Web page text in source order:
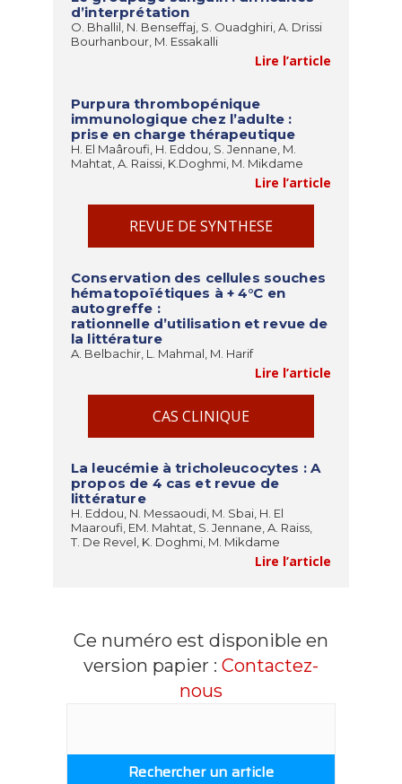
d’interprétation
O. Bhallil, N. Benseffaj, S. Ouadghiri, A. Drissi
Bourhanbour, M. Essakalli
Lire l’article
Purpura thrombopénique
immunologique chez l’adulte :
prise en charge thérapeutique
H. El Maâroufi, H. Eddou, S. Jennane, M.
Mahtat, A. Raissi, K.Doghmi, M. Mikdame
Lire l’article
REVUE DE SYNTHESE
Conservation des cellules souches
hématopoïétiques à + 4°C en
autogreffe :
rationnelle d’utilisation et revue de
la littérature
A. Belbachir, L. Mahmal, M. Harif
Lire l’article
CAS CLINIQUE
La leucémie à tricholeucocytes : A
propos de 4 cas et revue de
littérature
H. Eddou, N. Messaoudi, M. Sbai, H. El
Maaroufi, EM. Mahtat, S. Jennane, A. Raiss,
T. De Revel, K. Doghmi, M. Mikdame
Lire l’article
Ce numéro est disponible en
version papier : Contactez-
nous
Rechercher un article